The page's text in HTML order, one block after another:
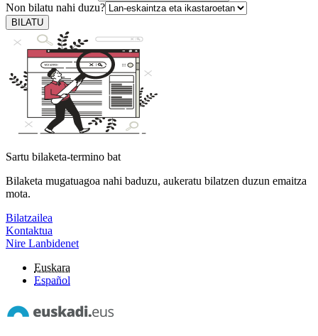
Non bilatu nahi duzu?
BILATU
Sartu bilaketa-termino bat
Bilaketa mugatuagoa nahi baduzu, aukeratu bilatzen duzun emaitza
mota.
Bilatzailea
Kontaktua
Nire Lanbidenet
Euskara
Español